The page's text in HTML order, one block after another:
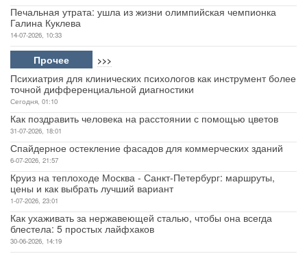
Печальная утрата: ушла из жизни олимпийская чемпионка
Галина Куклева
14-07-2026, 10:33
Прочее >>>
Психиатрия для клинических психологов как инструмент более
точной дифференциальной диагностики
Сегодня, 01:10
Как поздравить человека на расстоянии с помощью цветов
31-07-2026, 18:01
Спайдерное остекление фасадов для коммерческих зданий
6-07-2026, 21:57
Круиз на теплоходе Москва - Санкт-Петербург: маршруты,
цены и как выбрать лучший вариант
1-07-2026, 23:01
Как ухаживать за нержавеющей сталью, чтобы она всегда
блестела: 5 простых лайфхаков
30-06-2026, 14:19